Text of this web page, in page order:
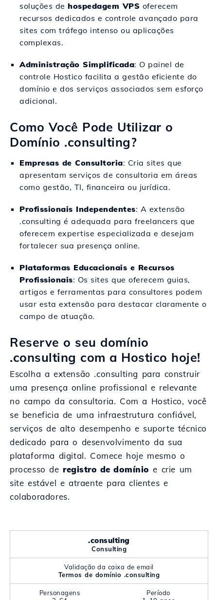
soluções de hospedagem VPS oferecem
recursos dedicados e controle avançado para
sites com tráfego intenso ou aplicações
complexas.
Administração Simplificada: O painel de
controle Hostico facilita a gestão eficiente do
domínio e dos serviços associados sem esforço
adicional.
Como Você Pode Utilizar o
Domínio .consulting?
Empresas de Consultoria: Cria sites que
apresentam serviços de consultoria em áreas
como gestão, TI, financeira ou jurídica.
Profissionais Independentes: A extensão
.consulting é adequada para freelancers que
oferecem expertise especializada e desejam
fortalecer sua presença online.
Plataformas Educacionais e Recursos
Profissionais: Os sites que oferecem guias,
artigos e ferramentas para consultores podem
usar esta extensão para destacar claramente o
campo de atuação.
Reserve o seu domínio
.consulting com a Hostico hoje!
Escolha a extensão .consulting para construir
uma presença online profissional e relevante
no campo da consultoria. Com a Hostico, você
se beneficia de uma infraestrutura confiável,
serviços de alto desempenho e suporte técnico
dedicado para o desenvolvimento da sua
plataforma digital. Comece hoje mesmo o
processo deregistro de domínio e crie um
site estável e atraente para clientes e
colaboradores.
.consulting
Consulting
Validação da caixa de email
Termos de domínio .consulting
Personagens
Período